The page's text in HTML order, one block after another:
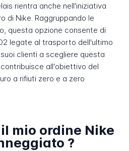
rientra anche nell'iniziativa
di Nike. Raggruppando le
questa opzione consente di
legate al trasporto dell'ultimo
clienti a scegliere questa
all'obiettivo del
a rifiuti zero e a zero
mio ordine Nike
?